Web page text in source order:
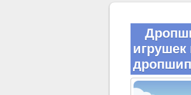
игрушек